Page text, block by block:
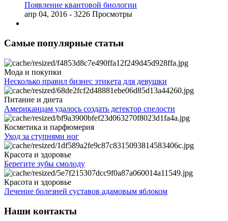
Появление квантовой биологии
апр 04, 2016 - 3226 Просмотры
Самые популярные статьи
Мода и покупки
Несколько правил бизнес этикета для девушки
Питание и диета
Американцам удалось создать детектор спелости
Косметика и парфюмерия
Уход за ступнями ног
Красота и здоровье
Берегите зубы смолоду
Красота и здоровье
Лечение болезней суставов адамовым яблоком
Наши контакты